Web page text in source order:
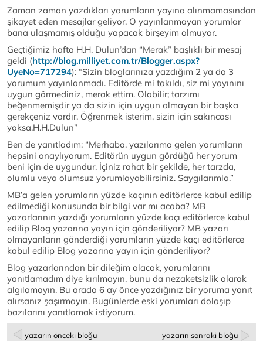
Zaman zaman yazdıkları yorumların yayına alınmamasından
şikayet eden mesajlar geliyor. O yayınlanmayan yorumlar
bana ulaşmamış olduğu yapacak birşeyim olmuyor.
Geçtiğimiz hafta H.H. Dulun’dan “Merak” başlıklı bir mesaj
geldi (http://blog.milliyet.com.tr/Blogger.aspx?
UyeNo=717294): “Sizin bloglarınıza yazdığım 2 ya da 3
yorumum yayınlanmadı. Editörde mi takıldı, siz mi yayınını
uygun görmediniz, merak ettim. Olabilir; tarzımı
beğenmemişdir ya da sizin için uygun olmayan bir başka
gerekçeniz vardır. Öğrenmek isterim, sizin için sakıncası
yoksa.H.H.Dulun”
Ben de yanıtladım: “Merhaba, yazılarıma gelen yorumların
hepsini onaylıyorum. Editörün uygun gördüğü her yorum
beni için de uygundur. İçiniz rahat bir şekilde, her tarzda,
olumlu veya olumsuz yorumlayabilirsiniz. Saygılarımla.”
MB’a gelen yorumların yüzde kaçının editörlerce kabul edilip
edilmediği konusunda bir bilgi var mı acaba? MB
yazarlarının yazdığı yorumların yüzde kaçı editörlerce kabul
edilip Blog yazarına yayın için gönderiliyor? MB yazarı
olmayanların gönderdiği yorumların yüzde kaçı editörlerce
kabul edilip Blog yazarına yayın için gönderiliyor?
Blog yazarlarından bir dileğim olacak, yorumlarını
yanıtlamadım diye kırılmayın, bunu da nezaketsizlik olarak
algılamayın. Bu arada 6 ay önce yazdığınız bir yoruma yanıt
alırsanız şaşırmayın. Bugünlerde eski yorumları dolaşıp
bazılarını yanıtlamak istiyorum.
yazarın önceki bloğu yazarın sonraki bloğu